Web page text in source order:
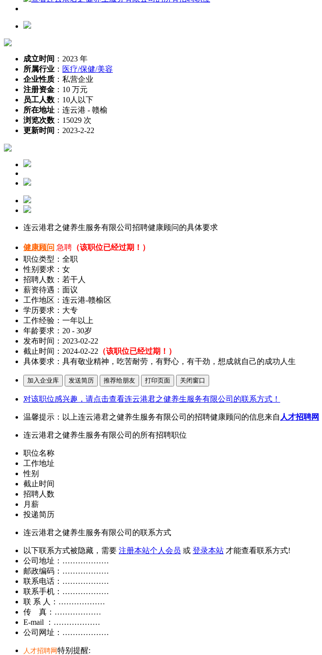
成立时间 ： 2023 年
所属行业 ： 医疗/保健/美容
企业性质 ： 私营企业
注册资金 ： 10 万元
员工人数 ： 10人以下
所在地址 ： 连云港 - 赣榆
浏览次数 ： 15029 次
更新时间 ： 2023-2-22
连云港君之健养生服务有限公司招聘健康顾问的具体要求
健康顾问 急聘 （该职位已经过期！）
职位类型：全职
性别要求：女
招聘人数：若干人
薪资待遇：面议
工作地区：连云港-赣榆区
学历要求：大专
工作经验：一年以上
年龄要求：20 - 30岁
发布时间：2023-02-22
截止时间：2024-02-22 （该职位已经过期！）
具体要求：具有敬业精神，吃苦耐劳，有野心，有干劲，想成就自己的成功人生
对该职位感兴趣，请点击查看连云港君之健养生服务有限公司的联系方式！
温馨提示：以上连云港君之健养生服务有限公司的招聘健康顾问的信息来自 人才招聘网
连云港君之健养生服务有限公司的所有招聘职位
职位名称
工作地址
性别
截止时间
招聘人数
月薪
投递简历
连云港君之健养生服务有限公司的联系方式
以下联系方式被隐藏，需要 注册本站个人会员 或 登录本站 才能查看联系方式!
公司地址：………………
邮政编码：………………
联系电话：………………
联系手机：………………
联 系 人：………………
传 真：………………
E-mail ：………………
公司网址：………………
人才招聘网 特别提醒: